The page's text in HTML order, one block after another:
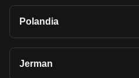
Polandia
Jerman